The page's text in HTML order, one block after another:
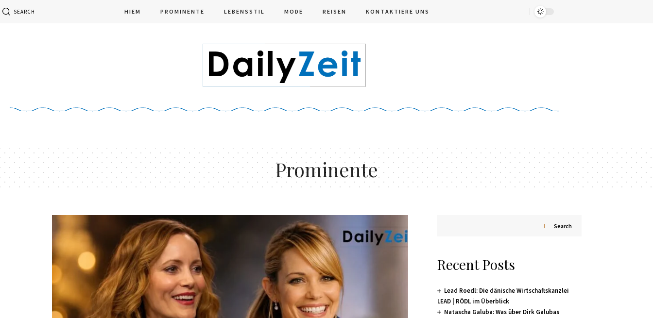
SEARCH HIEM PROMINENTE LEBENSSTIL MODE REISEN KONTAKTIERE UNS
Prominente
Search
Recent Posts
Lead Roedl: Die dänische Wirtschaftskanzlei
LEAD | RÖDL im Überblick
Natascha Galuba: Was über Dirk Galubas